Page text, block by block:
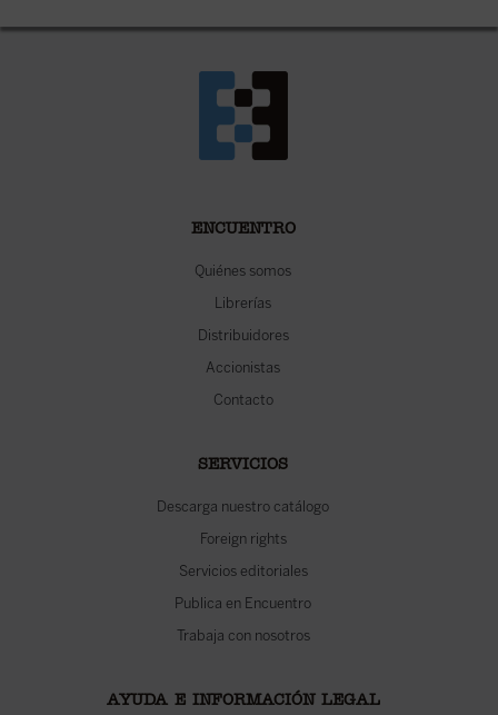
ENCUENTRO
Quiénes somos
Librerías
Distribuidores
Accionistas
Contacto
SERVICIOS
Descarga nuestro catálogo
Foreign rights
Servicios editoriales
Publica en Encuentro
Trabaja con nosotros
AYUDA E INFORMACIÓN LEGAL